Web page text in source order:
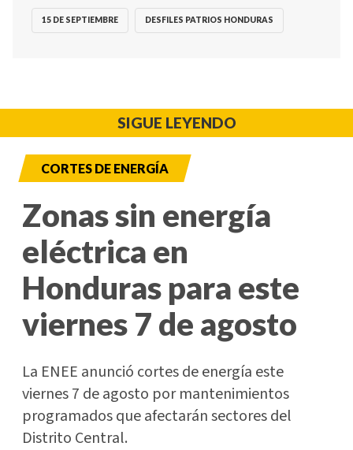
15 DE SEPTIEMBRE DESFILES PATRIOS HONDURAS
SIGUE LEYENDO
CORTES DE ENERGÍA
Zonas sin energía
eléctrica en
Honduras para este
viernes 7 de agosto
La ENEE anunció cortes de energía este
viernes 7 de agosto por mantenimientos
programados que afectarán sectores del
Distrito Central.